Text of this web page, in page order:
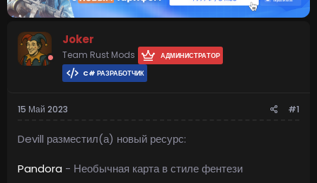
Joker
Team Rust Mods
АДМИНИСТРАТОР
C# РАЗРАБОТЧИК
15 Май 2023 #1
Devill разместил(а) новый ресурс:
Pandora - Необычная карта в стиле фентези